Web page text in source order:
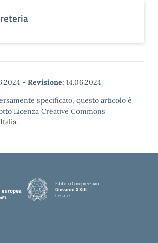
- Revisione: 14.06.2024
specificato, questo articolo è
Licenza Creative Commons
Istituto Comprensivo
Giovanni XXIII
Cesate